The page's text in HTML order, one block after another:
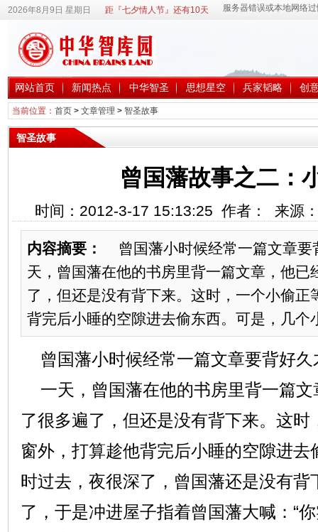
2026年8月9日 星期日 距『七夕情人节』还有10天
网站首页 新闻热点 中华智圣 思想星空 兵家韬略 创
当前位置： 首页> 文章管理 > 智圣故事
智圣故事
曾国藩故事之二：
时间：2012-3-17 15:13:25 作者： 来源
内容摘要：
曾国藩小时候经常一篇文章
天，曾国藩在他的书房里背一篇文章，他已
了，但还是没有背下来。这时，一个小偷正
背完后小睡的空隙进去偷东西。可是，几个
曾国藩小时候经常一篇文章要背好久
一天，曾国藩在他的书房里背一篇文
了很多遍了，但还是没有背下来。这时
窗外，打算趁他背完后小睡的空隙进去
时过去，夜很深了，曾国藩还是没有背
了，于是冲进屋子指着曾国藩大喊：“